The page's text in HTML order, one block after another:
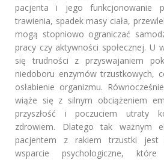
pacjenta i jego funkcjonowanie
trawienia, spadek masy ciała,
mogą stopniowo ograniczać
pracy czy aktywności społecznej. U
się trudności z przyswajaniem
niedoboru enzymów trzustkowych,
osłabienie organizmu.
wiąże się z silnym obciążeniem
przyszłość i poczuciem utraty
zdrowiem. Dlatego tak ważnym
pacjentem z rakiem trzustki jest
wsparcie psychologiczne, które